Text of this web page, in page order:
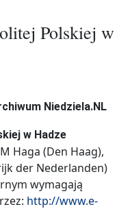
Polskiej w
w Hadze
Haga (Den Haag),
der Nederlanden)
wymagają
http://www.e-